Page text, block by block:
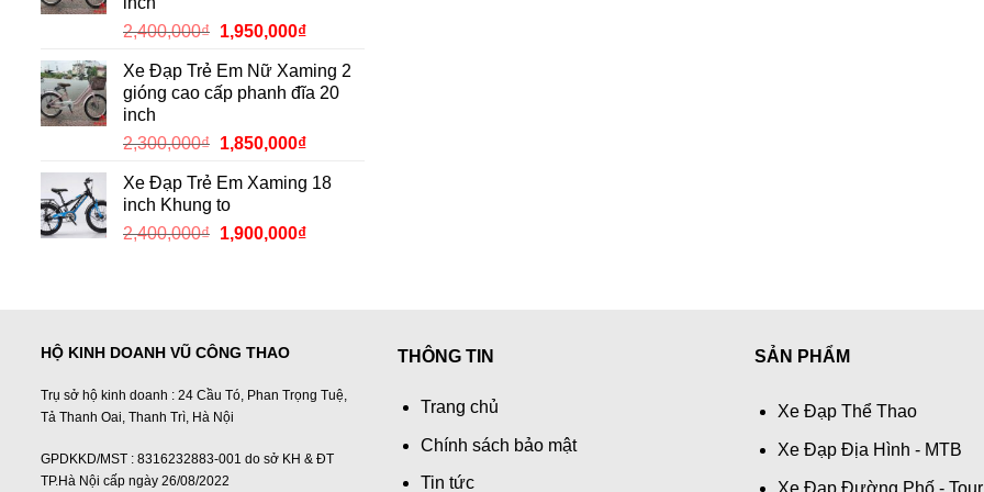
2,400,000₫ Giá
là:
2,400,000₫.
1,950,000₫Giá
tại
là:
Xe Đạp Trẻ Em Nữ Xaming 2
gióng cao cấp phanh đĩa 20
inch
2,300,000₫ Giá
là:
2,300,000₫.
1,850,000₫Giá
tại
1,850,000₫.
Xe Đạp Trẻ Em Xaming 18
inch Khung to
2,400,000₫ Giá
1,900,000₫Giá
HỘ KINH DOANH VŨ CÔNG THAO
Trụ sở hộ kinh doanh : 24 Cầu Tó, Phan Trọng Tuệ,
Tả Thanh Oai, Thanh Trì, Hà Nội
GPDKKD/MST : 8316232883-001 do sở KH & ĐT
TP.Hà Nội cấp ngày 26/08/2022
THÔNG TIN
Trang chủ
Chính sách bảo mật
Tin tức
SẢN PHẨM
Xe Đạp Thể Thao
Xe Đạp Địa Hình - MTB
Xe Đạp Đường Phố -